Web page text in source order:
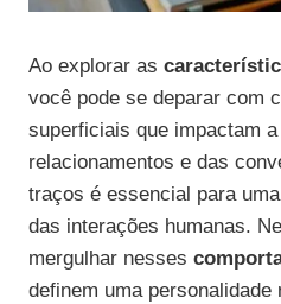
Ao explorar as
você pode se deparar com
superficiais que impactam
relacionamentos e das
traços é essencial para
das interações humanas.
mergulhar nesses
definem uma personalidade